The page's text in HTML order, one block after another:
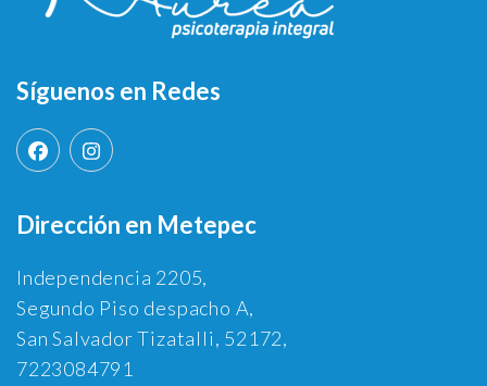
Síguenos en Redes
Dirección en Metepec
Independencia 2205,
Segundo Piso despacho A,
San Salvador Tizatalli, 52172,
7223084791